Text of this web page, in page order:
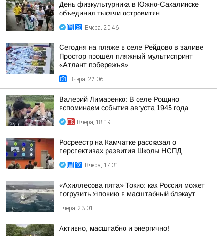
День физкультурника в Южно-Сахалинске
объединил тысячи островитян
Вчера, 20:46
Сегодня на пляже в селе Рейдово в заливе
Простор прошёл пляжный мультиспринт
«Атлант побережья»
Вчера, 22:06
Валерий Лимаренко: В селе Рощино
вспоминаем события августа 1945 года
Вчера, 18:19
Росреестр на Камчатке рассказал о
перспективах развития Школы НСПД
Вчера, 17:31
«Ахиллесова пята» Токио: как Россия может
погрузить Японию в масштабный блэкаут
Вчера, 23:01
Активно, масштабно и энергично!